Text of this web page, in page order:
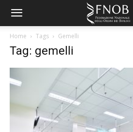
Home Tags Gemelli
Tag: gemelli